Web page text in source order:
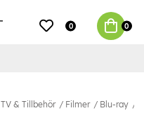
0 0
TV & Tillbehör Filmer Blu-ray